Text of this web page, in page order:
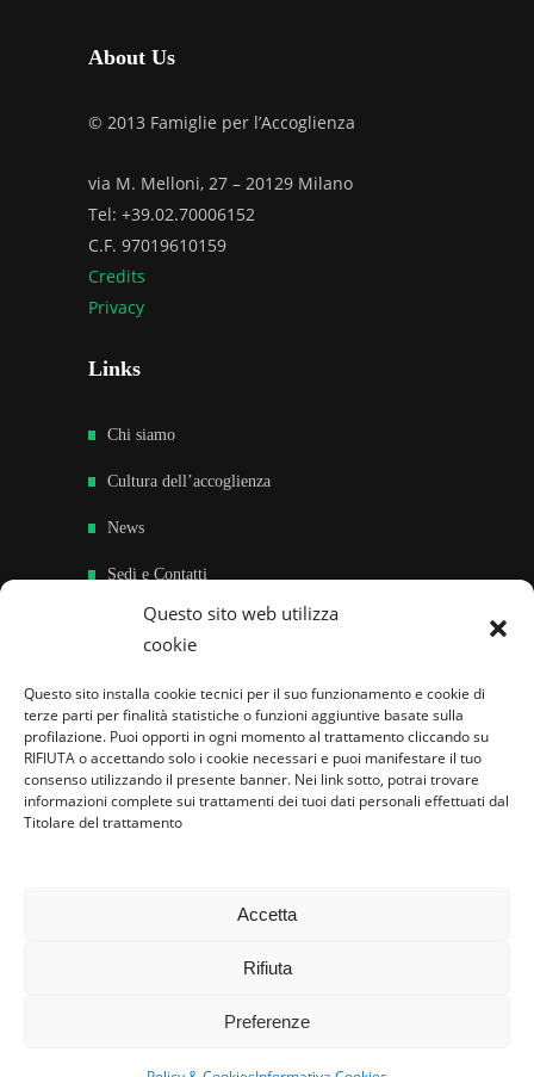
Questo sito web utilizza
cookie
Questo sito installa cookie tecnici per il suo funzionamento e cookie di
terze parti per finalità statistiche o funzioni aggiuntive basate sulla
profilazione. Puoi opporti in ogni momento al trattamento cliccando su
RIFIUTA o accettando solo i cookie necessari e puoi manifestare il tuo
consenso utilizzando il presente banner. Nei link sotto, potrai trovare
informazioni complete sui trattamenti dei tuoi dati personali effettuati dal
Titolare del trattamento
Accetta
Rifiuta
Preferenze
About Us
© 2013 Famiglie per l’Accoglienza
via M. Melloni, 27 – 20129 Milano
Tel: +39.02.70006152
C.F. 97019610159
Credits
Privacy
Links
Chi siamo
Cultura dell’accoglienza
News
Sedi e Contatti
Sostieni
Famiglie per l’accoglienza nel mondo